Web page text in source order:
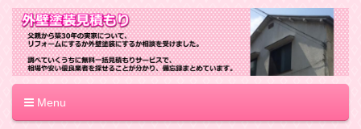
外壁塗装見積もり
Menu